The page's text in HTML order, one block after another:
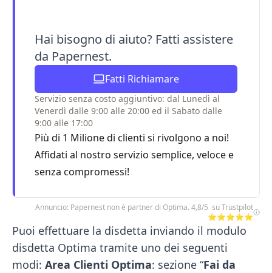
Hai bisogno di aiuto? Fatti assistere
da Papernest.
Fatti Richiamare
Servizio senza costo aggiuntivo: dal Lunedì al
Venerdì dalle 9:00 alle 20:00 ed il Sabato dalle
9:00 alle 17:00
Più di 1 Milione di clienti si rivolgono a noi!
Affidati al nostro servizio semplice, veloce e
senza compromessi!
Annuncio: Papernest non è partner di Optima. 4,8/5 su Trustpilot
⭐⭐⭐⭐⭐
Puoi effettuare la disdetta inviando il modulo
disdetta Optima tramite uno dei seguenti
modi: Area Clienti Optima: sezione “Fai da